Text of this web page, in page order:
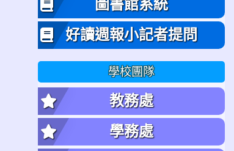
圖書館系統
好讀週報小記者提問
學校團隊
教務處
學務處